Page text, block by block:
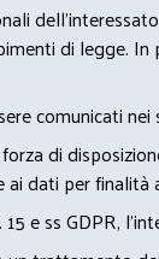
di legge.
comunicati nei
di
dati per
e ss GDPR,